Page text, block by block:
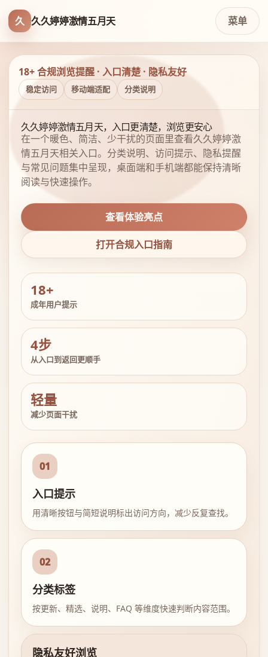
久 久久婷婷激情五月天 菜单
18+ 合规浏览提醒 · 入口清楚 · 隐私友好
稳定访问 移动端适配 分类说明
久久婷婷激情五月天，入口更清楚，浏览更安心
在一个暖色、简洁、少干扰的页面里查看久久婷婷激
情五月天相关入口。分类说明、访问提示、隐私提醒
与常见问题集中呈现，桌面端和手机端都能保持清晰
阅读与快速操作。
查看体验亮点
打开合规入口指南
18+
成年用户提示
4步
从入口到返回更顺手
轻量
减少页面干扰
01
入口提示
用清晰按钮与简短说明标出访问方向，减少反复查找。
02
分类标签
按更新、精选、说明、FAQ 等维度快速判断内容范围。
隐私友好浏览